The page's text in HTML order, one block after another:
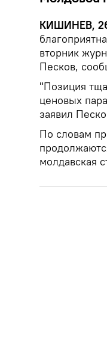
КИШИНЕВ,
вторник
Песков,
"Позиция
ценовых
заявил
По словам
молдавская